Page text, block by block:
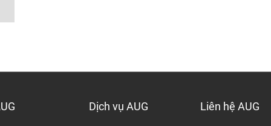
Dịch vụ AUG Liên hệ AUG